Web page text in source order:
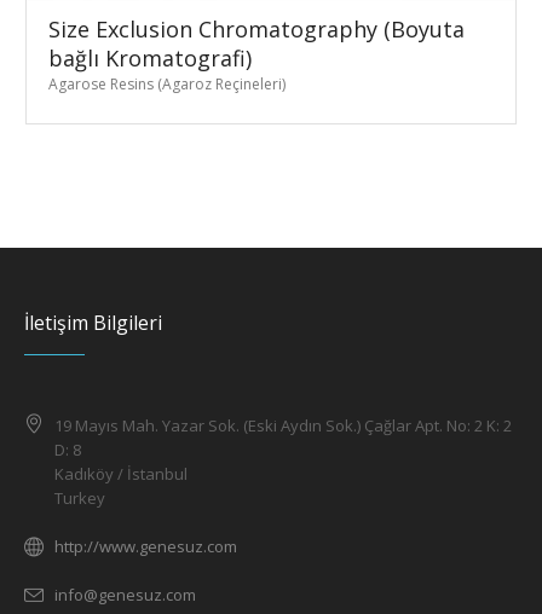
Size Exclusion Chromatography (Boyuta
bağlı Kromatografi)
Agarose Resins (Agaroz Reçineleri)
İletişim Bilgileri
19 Mayıs Mah. Yazar Sok. (Eski Aydın Sok.) Çağlar Apt. No: 2 K: 2
D: 8
Kadıköy / İstanbul
Turkey
http://www.genesuz.com
info@genesuz.com